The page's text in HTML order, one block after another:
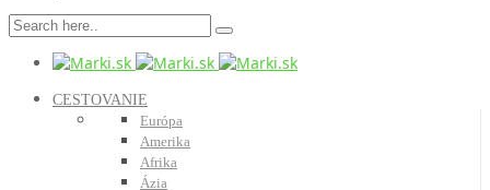
CESTOVANIE
Európa
Amerika
Afrika
Ázia